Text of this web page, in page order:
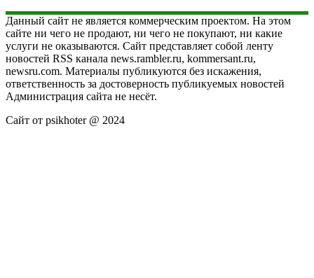
Данный сайт не является коммерческим проектом. На этом
сайте ни чего не продают, ни чего не покупают, ни какие
услуги не оказываются. Сайт представляет собой ленту
новостей RSS канала news.rambler.ru, kommersant.ru,
newsru.com. Материалы публикуются без искажения,
ответственность за достоверность публикуемых новостей
Администрация сайта не несёт.
Сайт от psikhoter @ 2024